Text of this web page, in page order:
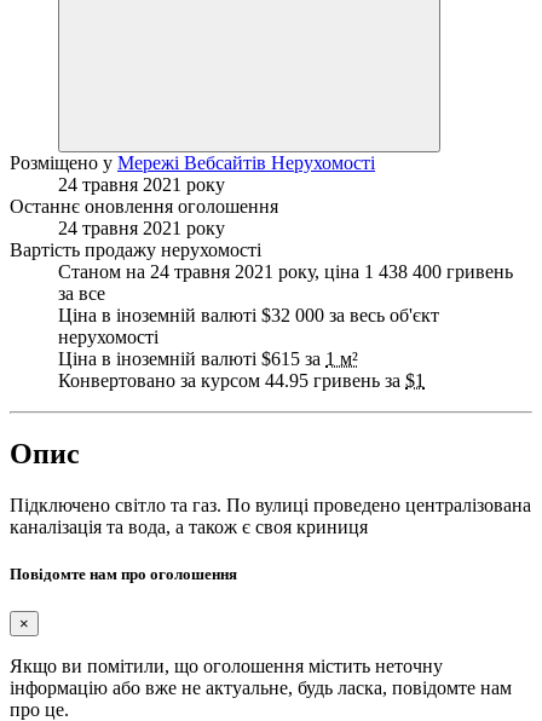
Розміщено у Мережі Вебсайтів Нерухомості
24 травня 2021 року
Останнє оновлення оголошення
24 травня 2021 року
Вартість продажу нерухомості
Станом на 24 травня 2021 року, ціна 1 438 400 гривень
за все
Ціна в іноземній валюті $32 000 за весь об'єкт
нерухомості
Ціна в іноземній валюті $615 за 1 м²
Конвертовано за курсом 44.95 гривень за $1
Опис
Підключено світло та газ. По вулиці проведено централізована
каналізація та вода, а також є своя криниця
Повідомте нам про оголошення
×
Якщо ви помітили, що оголошення містить неточну
інформацію або вже не актуальне, будь ласка, повідомте нам
про це.